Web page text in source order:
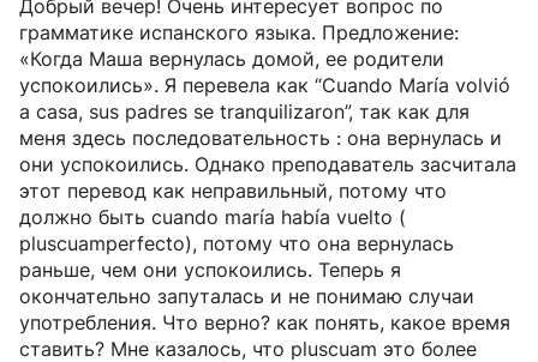
Добрый вечер! Очень интересует вопрос по
грамматике испанского языка. Предложение:
«Когда Маша вернулась домой, ее родители
успокоились». Я перевела как “Cuando María volvió
a casa, sus padres se tranquilizaron”, так как для
меня здесь последовательность : она вернулась и
они успокоились. Однако преподаватель засчитала
этот перевод как неправильный, потому что
должно быть cuando maría había vuelto (
pluscuamperfecto), потому что она вернулась
раньше, чем они успокоились. Теперь я
окончательно запуталась и не понимаю случаи
употребления. Что верно? как понять, какое время
ставить? Мне казалось, что pluscuam это более